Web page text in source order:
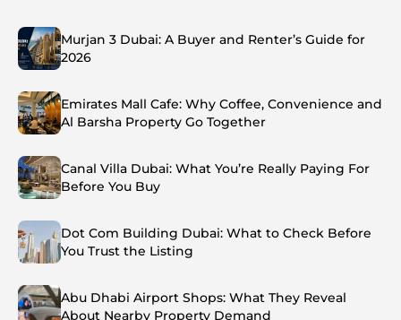
Murjan 3 Dubai: A Buyer and Renter’s Guide for
2026
Emirates Mall Cafe: Why Coffee, Convenience and
Al Barsha Property Go Together
Canal Villa Dubai: What You’re Really Paying For
Before You Buy
Dot Com Building Dubai: What to Check Before
You Trust the Listing
Abu Dhabi Airport Shops: What They Reveal
About Nearby Property Demand